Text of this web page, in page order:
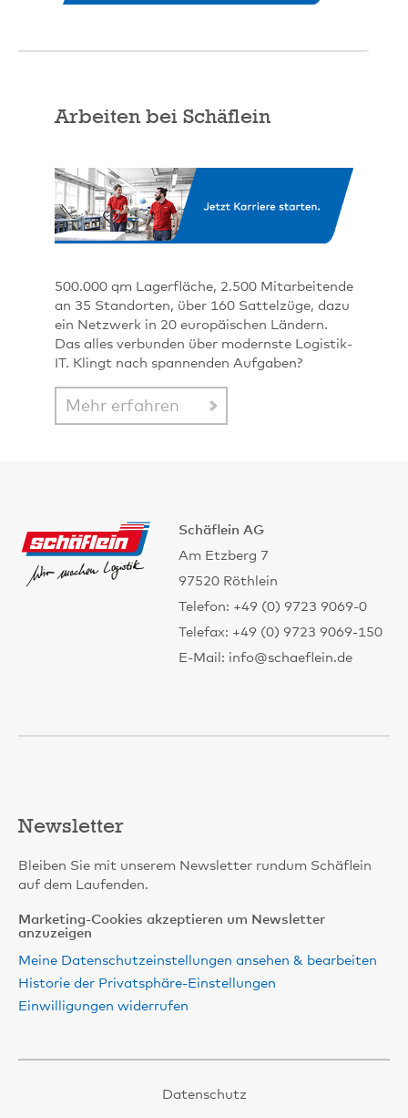
Arbeiten bei Schäflein
500.000 qm Lagerfläche, 2.500 Mitarbeitende
an 35 Standorten, über 160 Sattelzüge, dazu
ein Netzwerk in 20 europäischen Ländern.
Das alles verbunden über modernste Logistik-
IT. Klingt nach spannenden Aufgaben?
Mehr erfahren
Schäflein AG
Am Etzberg 7
97520 Röthlein
Telefon: +49 (0) 9723 9069-0
Telefax: +49 (0) 9723 9069-150
E-Mail: info@schaeflein.de
Newsletter
Bleiben Sie mit unserem Newsletter rundum Schäflein
auf dem Laufenden.
Marketing-Cookies akzeptieren um Newsletter
anzuzeigen
Meine Datenschutzeinstellungen ansehen & bearbeiten
Historie der Privatsphäre-Einstellungen
Einwilligungen widerrufen
Datenschutz